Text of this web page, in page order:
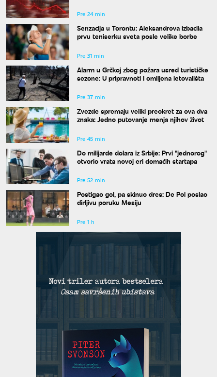
Pre 24 min
Senzacija u Torontu: Aleksandrova izbacila
prvu teniserku sveta posle velike borbe
Pre 31 min
Alarm u Grčkoj zbog požara usred turističke
sezone: U pripravnoti i omiljena letovališta
Pre 37 min
Zvezde spremaju veliki preokret za ova dva
znaka: Jedno putovanje menja njihov život
Pre 45 min
Do milijarde dolara iz Srbije: Prvi "jednorog"
otvorio vrata novoj eri domaćih startapa
Pre 52 min
Postigao gol, pa skinuo dres: De Pol poslao
dirljivu poruku Mesiju
Pre 1 h